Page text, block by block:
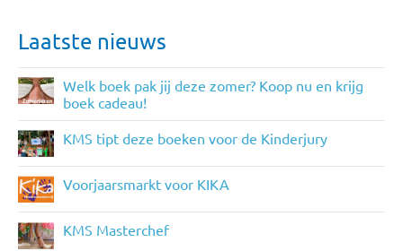
Laatste nieuws
Welk boek pak jij deze zomer? Koop nu en krijg
boek cadeau!
KMS tipt deze boeken voor de Kinderjury
Voorjaarsmarkt voor KIKA
KMS Masterchef